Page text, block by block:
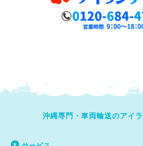
沖縄専門・車両輸送のアイ